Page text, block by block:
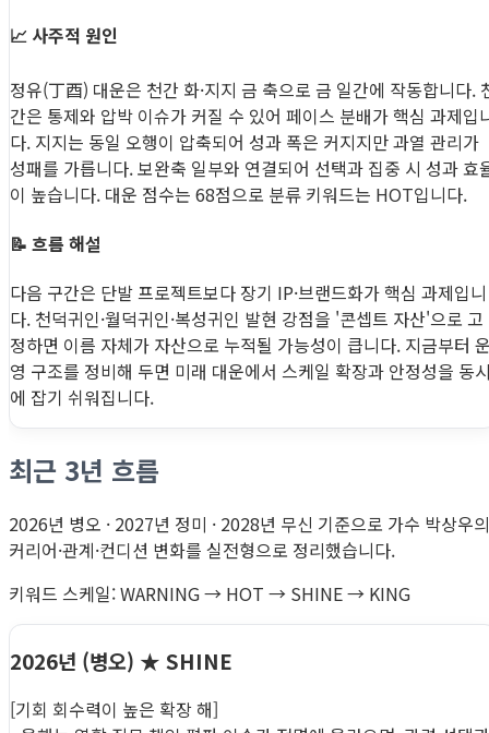
📈 사주적 원인
정유(丁酉) 대운은 천간 화·지지 금 축으로 금 일간에 작동합니다.
간은 통제와 압박 이슈가 커질 수 있어 페이스 분배가 핵심 과제입
다. 지지는 동일 오행이 압축되어 성과 폭은 커지지만 과열 관리가
성패를 가릅니다. 보완축 일부와 연결되어 선택과 집중 시 성과 효
이 높습니다. 대운 점수는 68점으로 분류 키워드는 HOT입니다.
📝 흐름 해설
다음 구간은 단발 프로젝트보다 장기 IP·브랜드화가 핵심 과제입니
다. 천덕귀인·월덕귀인·복성귀인 발현 강점을 '콘셉트 자산'으로 고
정하면 이름 자체가 자산으로 누적될 가능성이 큽니다. 지금부터
영 구조를 정비해 두면 미래 대운에서 스케일 확장과 안정성을 동
에 잡기 쉬워집니다.
최근 3년 흐름
2026년 병오 · 2027년 정미 · 2028년 무신 기준으로 가수 박상우의
커리어·관계·컨디션 변화를 실전형으로 정리했습니다.
키워드 스케일: WARNING → HOT → SHINE → KING
2026년 (병오) ★ SHINE
[기회 회수력이 높은 확장 해]